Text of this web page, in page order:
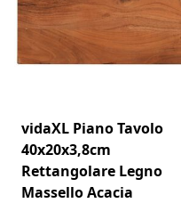
vidaXL Piano Tavolo
40x20x3,8cm
Rettangolare Legno
Massello Acacia